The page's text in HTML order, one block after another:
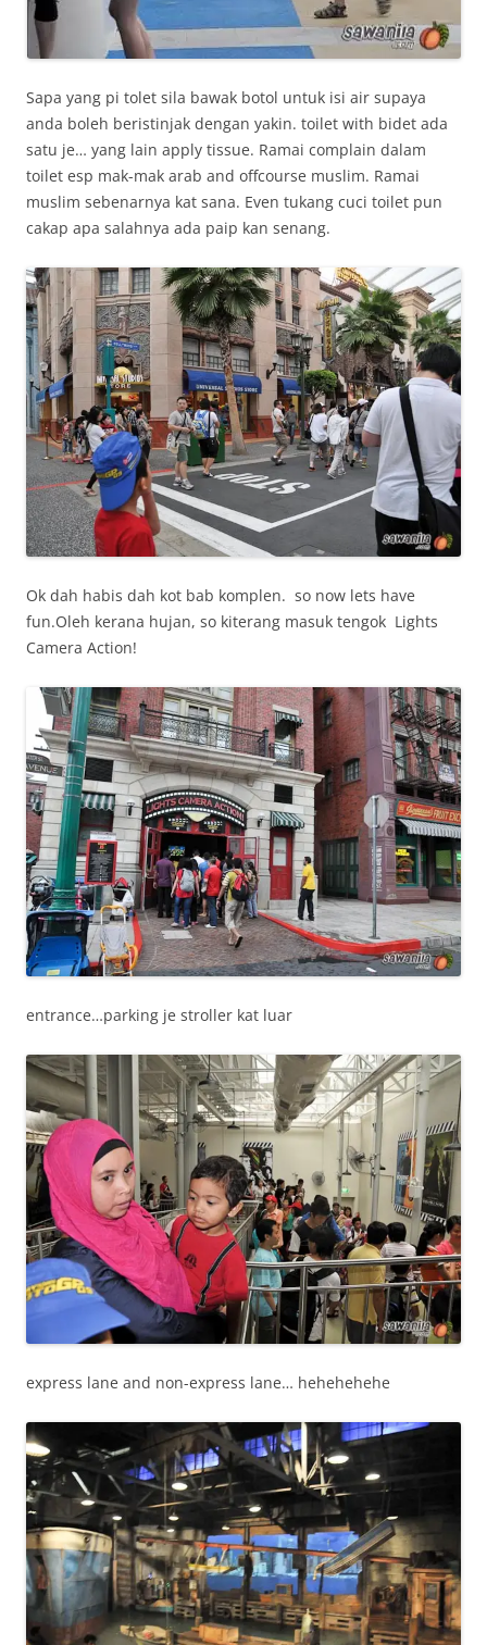
Sapa yang pi tolet sila bawak botol untuk isi air supaya
anda boleh beristinjak dengan yakin. toilet with bidet ada
satu je… yang lain apply tissue. Ramai complain dalam
toilet esp mak-mak arab and offcourse muslim. Ramai
muslim sebenarnya kat sana. Even tukang cuci toilet pun
cakap apa salahnya ada paip kan senang.
Ok dah habis dah kot bab komplen. so now lets have
fun.Oleh kerana hujan, so kiterang masuk tengok Lights
Camera Action!
entrance…parking je stroller kat luar
express lane and non-express lane… hehehehehe